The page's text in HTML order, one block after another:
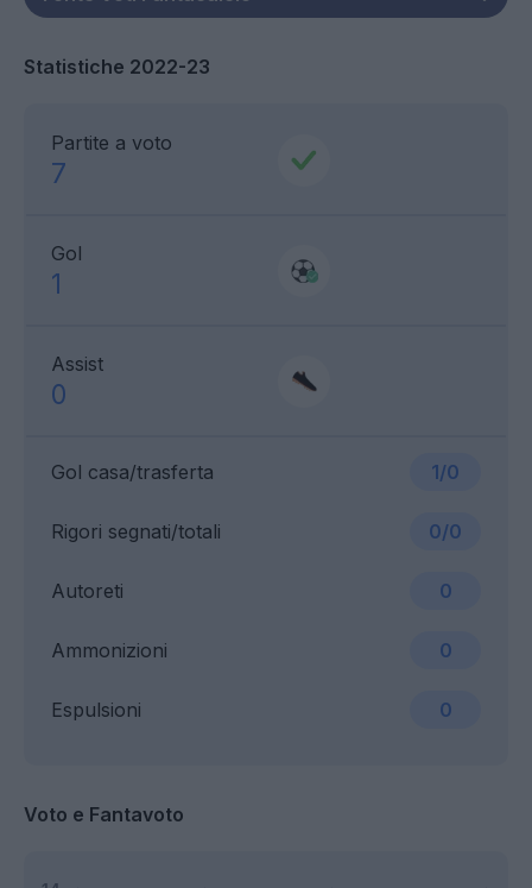
Statistiche 2022-23
Partite a voto
7
Gol
1
Assist
0
Gol casa/trasferta 1/0
Ammonizioni 0
Rigori segnati/totali 0/0
Espulsioni 0
Autoreti 0
Voto e Fantavoto